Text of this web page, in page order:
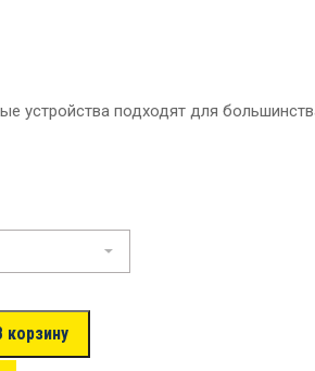
устройства подходят для
корзину